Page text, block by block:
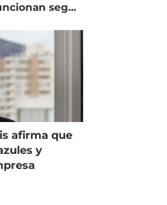
según
afirma que
y